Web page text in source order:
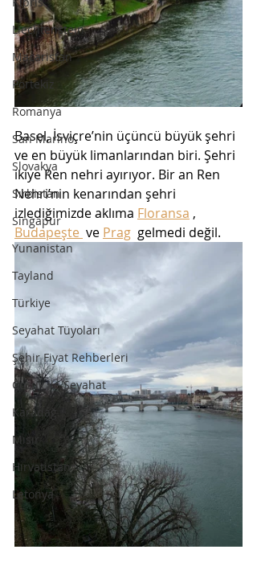
Liechtenstein
Macaristan
Portekiz
Romanya
San Marino
Slovakya
Sırbistan
Singapur
Yunanistan
Tayland
Türkiye
Seyahat Tüyoları
Şehir Fiyat Rehberleri
Çocuk İle Seyahat
Karadağ
Mısır
Hırvatistan
Letonya
Basel, İsviçre’nin üçüncü büyük şehri
ve en büyük limanlarından biri. Şehri
ikiye Ren nehri ayırıyor. Bir an Ren
Nehri’nin kenarından şehri
izlediğimizde aklıma Floransa ,
Budapeşte ve Prag
  gelmedi değil.